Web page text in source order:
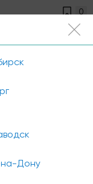
0
все
вашему
поиска
на-Дону